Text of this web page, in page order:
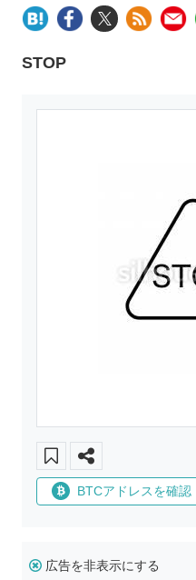
STOP
BTCアドレスを確認
広告を非表示にする